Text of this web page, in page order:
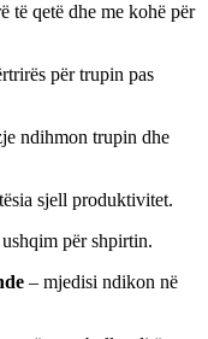
të qetë dhe me kohë për
për trupin pas
ndihmon trupin dhe
sjell produktivitet.
për shpirtin.
– mjedisi ndikon në